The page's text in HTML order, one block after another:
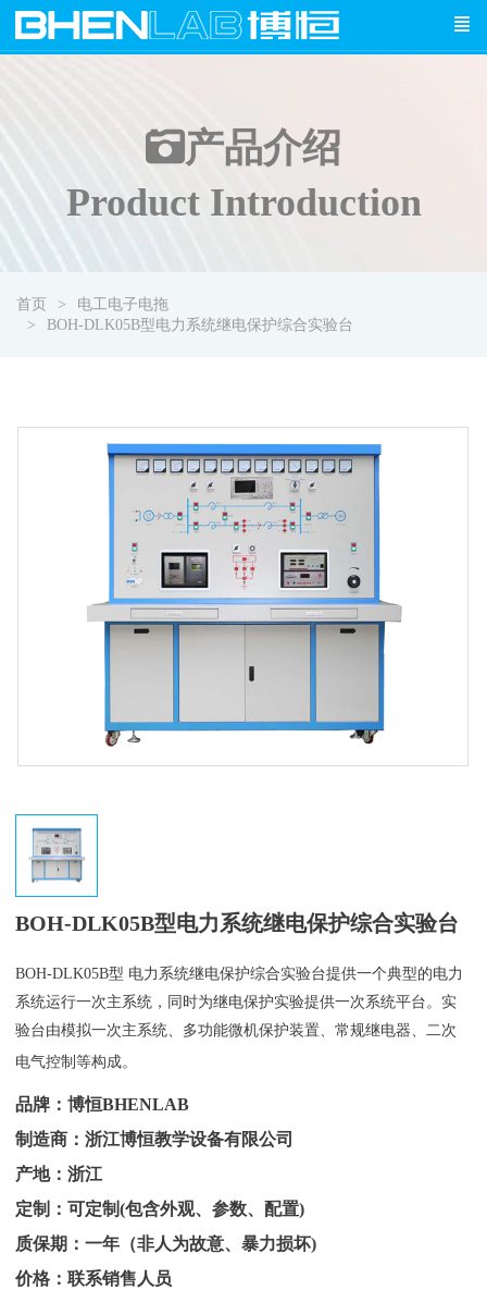
产品介绍
Product Introduction
首页
电工电子电拖
BOH-DLK05B型电力系统继电保护综合实验台
BOH-DLK05B型电力系统继电保护综合实验台
BOH-DLK05B型 电力系统继电保护综合实验台提供一个典型的电力
系统运行一次主系统，同时为继电保护实验提供一次系统平台。实
验台由模拟一次主系统、多功能微机保护装置、常规继电器、二次
电气控制等构成。
品牌：博恒BHENLAB
制造商：浙江博恒教学设备有限公司
产地：浙江
定制：可定制(包含外观、参数、配置)
质保期：一年（非人为故意、暴力损坏)
价格：联系销售人员